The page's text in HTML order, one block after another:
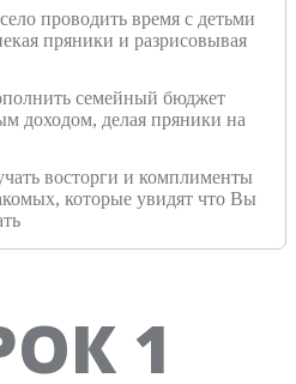
проводить время с детьми
пряники и разрисовывая
семейный бюджет
доходом, делая пряники на
восторги и комплименты
которые увидят что Вы
1